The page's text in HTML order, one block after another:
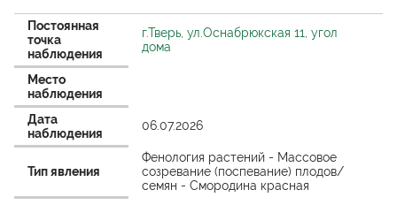
Постоянная
точка
наблюдения
г.Тверь, ул.Оснабрюкская 11, угол
дома
Место
наблюдения
Дата
наблюдения
06.07.2026
Тип явления
Фенология растений - Массовое
созревание (поспевание) плодов/
семян - Смородина красная